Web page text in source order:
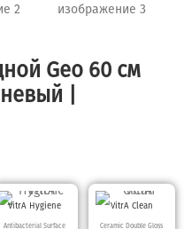
Geo 60 см
|
VitrA Hygiene
Antibacterial Surface
VitrA Clean
Ceramic Double Gloss